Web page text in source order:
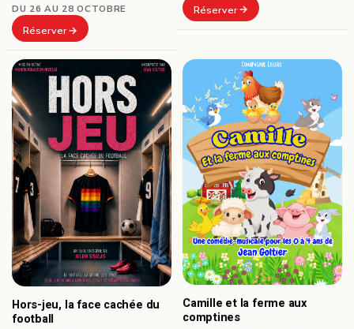
DU 26 AU 28 OCTOBRE
Réserver
Réserver
Hors-jeu, la face cachée du
football
Camille et la ferme aux
comptines